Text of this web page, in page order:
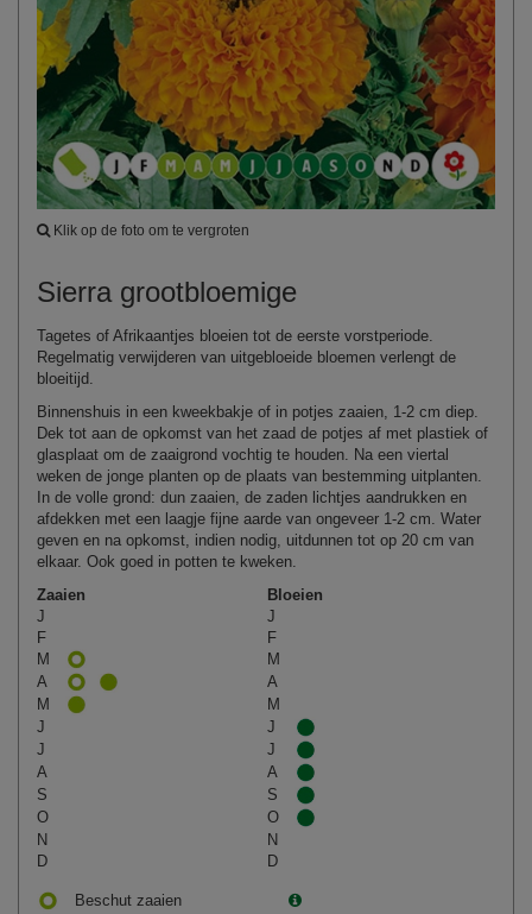
Klik op de foto om te vergroten
Sierra grootbloemige
Tagetes of Afrikaantjes bloeien tot de eerste vorstperiode.
Regelmatig verwijderen van uitgebloeide bloemen verlengt de
bloeitijd.
Binnenshuis in een kweekbakje of in potjes zaaien, 1-2 cm diep.
Dek tot aan de opkomst van het zaad de potjes af met plastiek of
glasplaat om de zaaigrond vochtig te houden. Na een viertal
weken de jonge planten op de plaats van bestemming uitplanten.
In de volle grond: dun zaaien, de zaden lichtjes aandrukken en
afdekken met een laagje fijne aarde van ongeveer 1-2 cm. Water
geven en na opkomst, indien nodig, uitdunnen tot op 20 cm van
elkaar. Ook goed in potten te kweken.
Zaaien
Bloeien
J
J
F
F
M
M
A
A
M
M
J
J
J
J
A
A
S
S
O
O
N
N
D
D
Beschut zaaien